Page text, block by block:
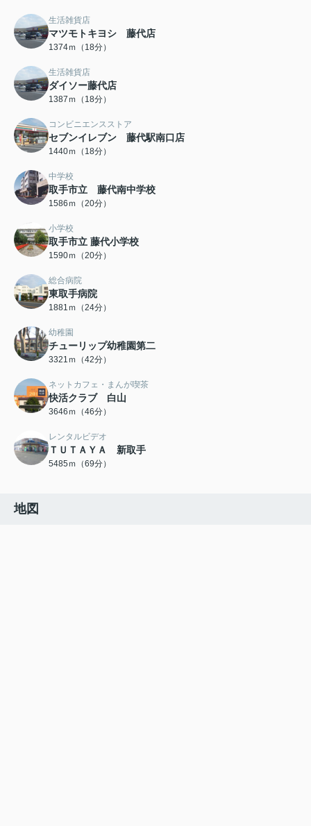
生活雑貨店
マツモトキヨシ 藤代店
1374ｍ（18分）
生活雑貨店
ダイソー藤代店
1387ｍ（18分）
コンビニエンスストア
セブンイレブン 藤代駅南口店
1440ｍ（18分）
中学校
取手市立 藤代南中学校
1586ｍ（20分）
小学校
取手市立 藤代小学校
1590ｍ（20分）
総合病院
東取手病院
1881ｍ（24分）
幼稚園
チューリップ幼稚園第二
3321ｍ（42分）
ネットカフェ・まんが喫茶
快活クラブ 白山
3646ｍ（46分）
レンタルビデオ
ＴＵＴＡＹＡ 新取手
5485ｍ（69分）
地図